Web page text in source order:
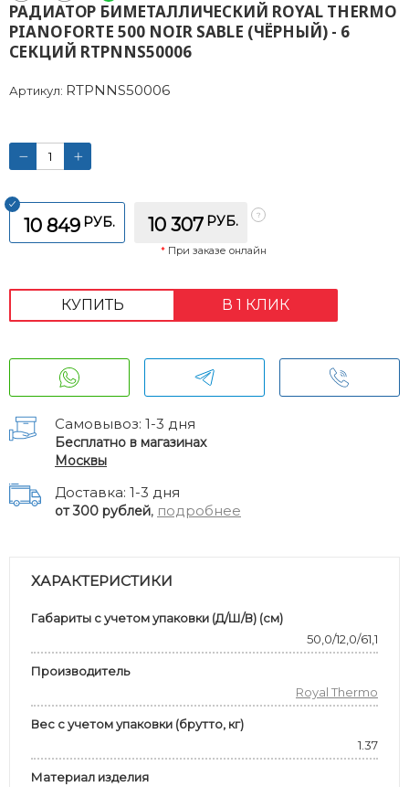
РАДИАТОР БИМЕТАЛЛИЧЕСКИЙ ROYAL THERMO
PIANOFORTE 500 NOIR SABLE (ЧЁРНЫЙ) - 6
СЕКЦИЙ RTPNNS50006
Артикул: RTPNNS50006
10 849 РУБ. 10 307 РУБ.
*При заказе онлайн
КУПИТЬ В 1 КЛИК
Самовывоз: 1-3 дня
Бесплатно в магазинах
Москвы
Доставка: 1-3 дня
от 300 рублей, подробнее
ХАРАКТЕРИСТИКИ
Габариты с учетом упаковки (Д/Ш/В) (см)
50,0/12,0/61,1
Производитель
Royal Thermo
Вес с учетом упаковки (брутто, кг)
1.37
Материал изделия